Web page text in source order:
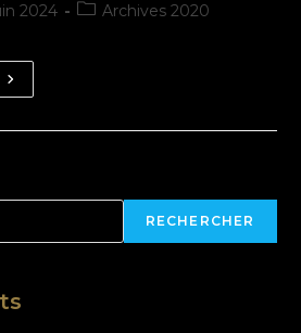
2024 Archives 2020
RECHERCHER